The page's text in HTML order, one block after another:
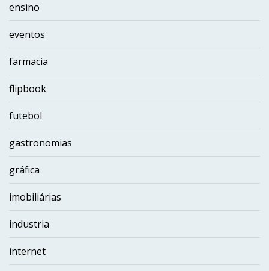
ensino
eventos
farmacia
flipbook
futebol
gastronomias
gráfica
imobiliárias
industria
internet